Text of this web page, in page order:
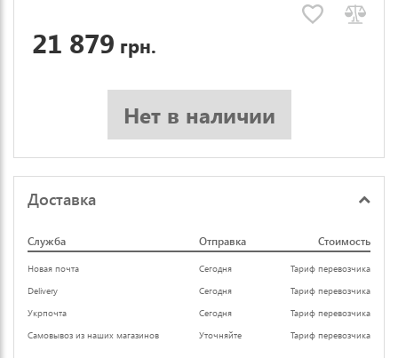
21 879 грн.
Нет в наличии
Доставка
Служба Отправка Стоимость
Новая почта Сегодня
Тариф перевозчика
Delivery
Сегодня
Тариф перевозчика
Укрпочта
Сегодня
Тариф перевозчика
Самовывоз из наших магазинов
Уточняйте Тариф перевозчика